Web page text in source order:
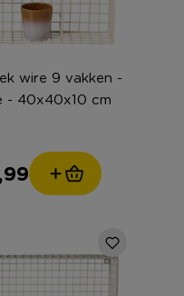
wire 9 vakken -
- 40x40x10 cm